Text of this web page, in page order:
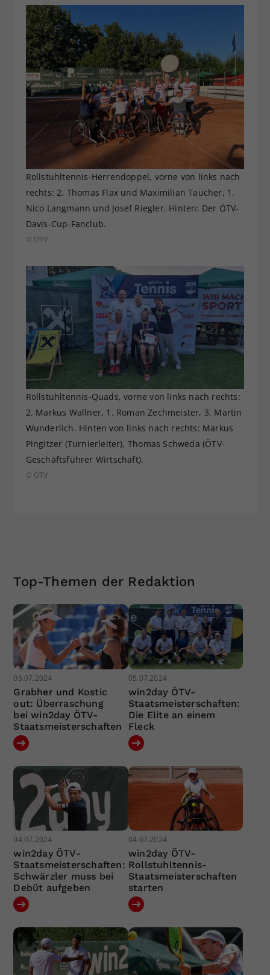
Rollstuhltennis-Herrendoppel, vorne von links nach
rechts: 2. Thomas Flax und Maximilian Taucher, 1.
Nico Langmann und Josef Riegler. Hinten: Der ÖTV-
Davis-Cup-Fanclub.
© ÖTV
Rollstuhltennis-Quads, vorne von links nach rechts:
2. Markus Wallner, 1. Roman Zechmeister, 3. Martin
Wunderlich. Hinten von links nach rechts: Markus
Pingitzer (Turnierleiter), Thomas Schweda (ÖTV-
Geschäftsführer Wirtschaft).
© ÖTV
Top-Themen der Redaktion
05.07.2024
Grabher und Kostic
out: Überraschung
bei win2day ÖTV-
Staatsmeisterschaften
05.07.2024
win2day ÖTV-
Staatsmeisterschaften:
Die Elite an einem
Fleck
04.07.2024
win2day ÖTV-
Staatsmeisterschaften:
Schwärzler muss bei
Debüt aufgeben
04.07.2024
win2day ÖTV-
Rollstuhltennis-
Staatsmeisterschaften
starten